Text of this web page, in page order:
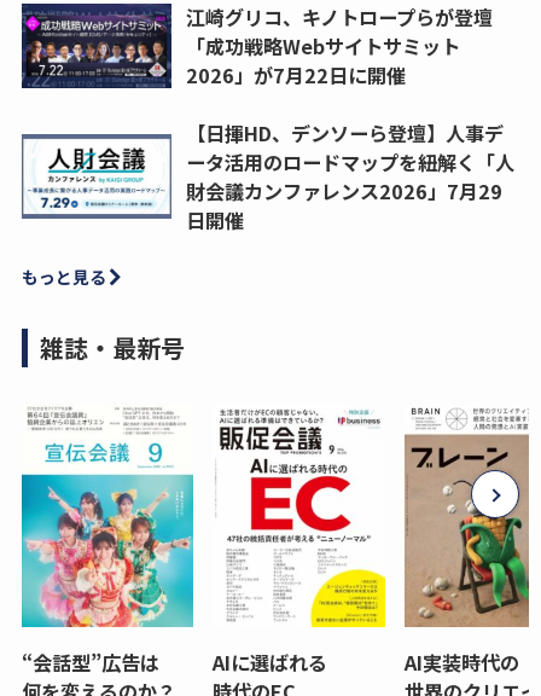
江崎グリコ、キノトロープらが登壇
「成功戦略Webサイトサミット
2026」が7月22日に開催
【日揮HD、デンソーら登壇】人事デ
ータ活用のロードマップを紐解く「人
財会議カンファレンス2026」7月29
日開催
もっと見る
雑誌・最新号
“会話型”広告は
AIに選ばれる
AI実装時代の